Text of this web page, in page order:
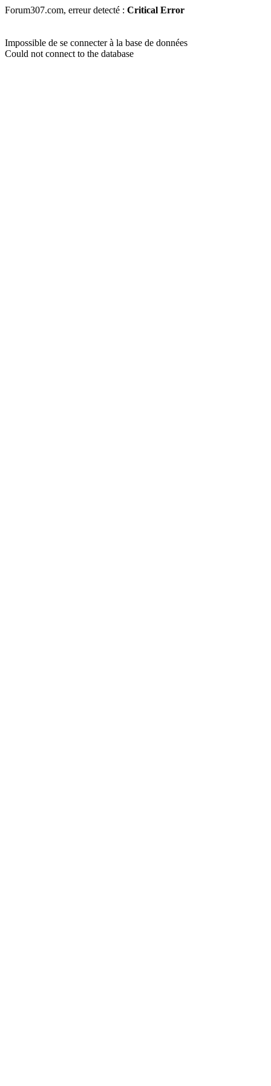
Forum307.com, erreur detecté : Critical Error
Impossible de se connecter à la base de données
Could not connect to the database